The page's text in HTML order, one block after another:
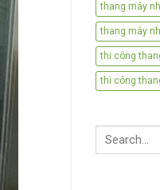
thang máy
thang máy
thi công
thi công
Search